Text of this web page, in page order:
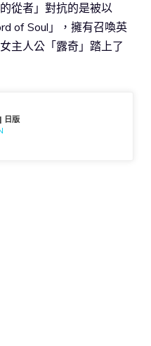
從者」對抗的是被以
of Soul」，擁有召喚英
主人公「露奇」踏上了
日版